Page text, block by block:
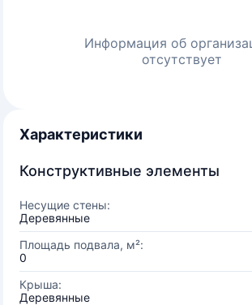
Информация об
отсутствует
Характеристики
Конструктивные элементы
Несущие стены:
Деревянные
Площадь подвала, м²:
0
Крыша:
Деревянные